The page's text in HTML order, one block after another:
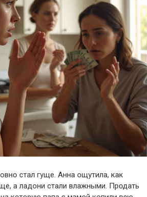
стал гуще. Анна ощутила, как
а ладони стали влажными. Продать